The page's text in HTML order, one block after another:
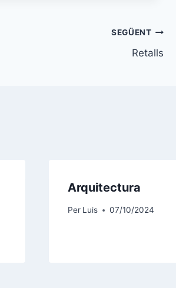
SEGÜENT
Retalls
Arquitectura
Per Luis 07/10/2024